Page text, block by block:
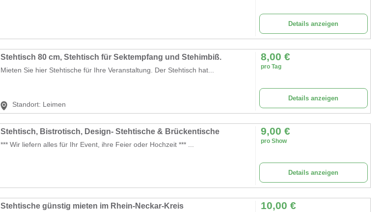
Details anzeigen
Stehtisch 80 cm, Stehtisch für Sektempfang und Stehimbiß.
Mieten Sie hier Stehtische für Ihre Veranstaltung. Der Stehtisch hat...
Standort: Leimen
8,00 €
pro Tag
Details anzeigen
Stehtisch, Bistrotisch, Design- Stehtische & Brückentische
*** Wir liefern alles für Ihr Event, ihre Feier oder Hochzeit *** ...
9,00 €
pro Show
Details anzeigen
Stehtische günstig mieten im Rhein-Neckar-Kreis 10,00 €